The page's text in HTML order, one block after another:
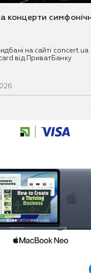
концерти
на сайті
від ПриватБанку